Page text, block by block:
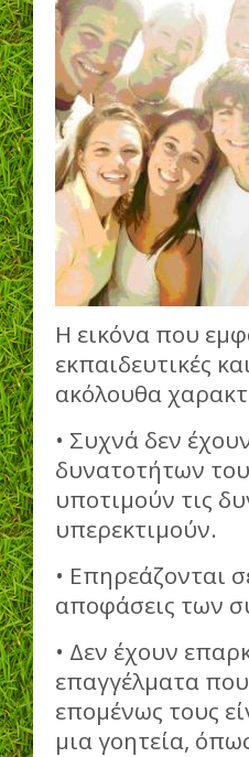
Η εικόνα που
εκπαιδευτικές
ακόλουθα
• Συχνά δεν
δυνατοτήτων
υποτιμούν τις
υπερεκτιμούν.
• Επηρεάζονται
αποφάσεις των
• Δεν έχουν
επαγγέλματα
επομένως τους
μια γοητεία,